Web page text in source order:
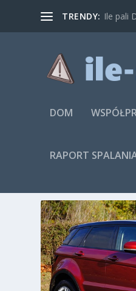
TRENDY: Ile pali
DOM
RAPORT